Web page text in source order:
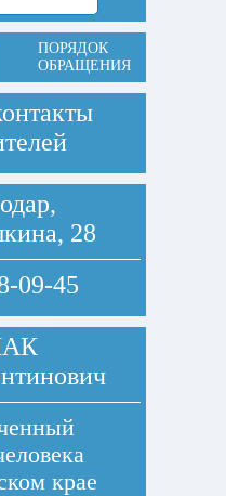
ПОРЯДОК
ОБРАЩЕНИЯ
28
09-45
крае